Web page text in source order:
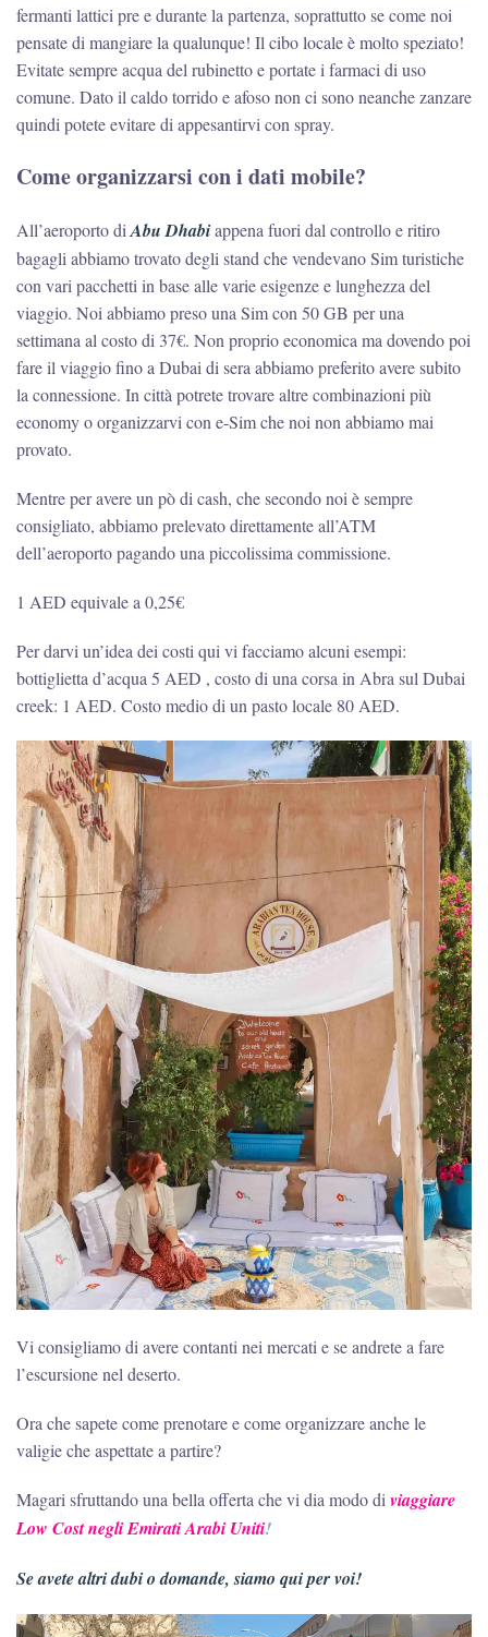
fermanti lattici pre e durante la partenza, soprattutto se come noi
pensate di mangiare la qualunque! Il cibo locale è molto speziato!
Evitate sempre acqua del rubinetto e portate i farmaci di uso
comune. Dato il caldo torrido e afoso non ci sono neanche zanzare
quindi potete evitare di appesantirvi con spray.
Come organizzarsi con i dati mobile?
All’aeroporto di Abu Dhabiappena fuori dal controllo e ritiro
bagagli abbiamo trovato degli stand che vendevano Sim turistiche
con vari pacchetti in base alle varie esigenze e lunghezza del
viaggio. Noi abbiamo preso una Sim con 50 GB per una
settimana al costo di 37€. Non proprio economica ma dovendo poi
fare il viaggio fino a Dubai di sera abbiamo preferito avere subito
la connessione. In città potrete trovare altre combinazioni più
economy o organizzarvi con e-Sim che noi non abbiamo mai
provato.
Mentre per avere un pò di cash, che secondo noi è sempre
consigliato, abbiamo prelevato direttamente all’ATM
dell’aeroporto pagando una piccolissima commissione.
1 AED equivale a 0,25€
Per darvi un’idea dei costi qui vi facciamo alcuni esempi:
bottiglietta d’acqua 5 AED , costo di una corsa in Abra sul Dubai
creek: 1 AED. Costo medio di un pasto locale 80 AED.
Vi consigliamo di avere contanti nei mercati e se andrete a fare
l’escursione nel deserto.
Ora che sapete come prenotare e come organizzare anche le
valigie che aspettate a partire?
Magari sfruttando una bella offerta che vi dia modo di viaggiare
Low Cost negli Emirati Arabi Uniti!
Se avete altri dubi o domande, siamo qui per voi!